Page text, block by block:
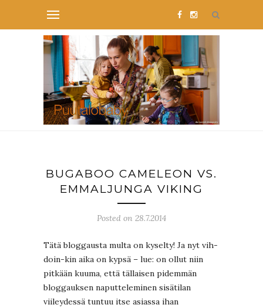
BUGABOO CAMELEON VS.
EMMALJUNGA VIKING
Posted on 28.7.2014
Tätä bloggausta multa on kyselty! Ja nyt vih-
doin-kin aika on kypsä – lue: on ollut niin
pitkään kuuma, että tällaisen pidemmän
bloggauksen naputteleminen sisätilan
viileydessä tuntuu itse asiassa ihan